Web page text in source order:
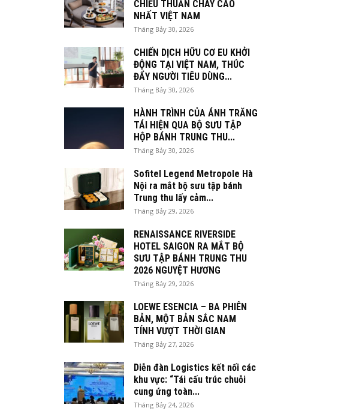
CHIỀU THUẦN CHAY CAO
NHẤT VIỆT NAM
Tháng Bảy 30, 2026
CHIẾN DỊCH HỮU CƠ EU KHỞI
ĐỘNG TẠI VIỆT NAM, THÚC
ĐẨY NGƯỜI TIÊU DÙNG...
Tháng Bảy 30, 2026
HÀNH TRÌNH CỦA ÁNH TRĂNG
TÁI HIỆN QUA BỘ SƯU TẬP
HỘP BÁNH TRUNG THU...
Tháng Bảy 30, 2026
Sofitel Legend Metropole Hà
Nội ra mắt bộ sưu tập bánh
Trung thu lấy cảm...
Tháng Bảy 29, 2026
RENAISSANCE RIVERSIDE
HOTEL SAIGON RA MẮT BỘ
SƯU TẬP BÁNH TRUNG THU
2026 NGUYỆT HƯƠNG
Tháng Bảy 29, 2026
LOEWE ESENCIA – BA PHIÊN
BẢN, MỘT BẢN SẮC NAM
TÍNH VƯỢT THỜI GIAN
Tháng Bảy 27, 2026
Diễn đàn Logistics kết nối các
khu vực: “Tái cấu trúc chuỗi
cung ứng toàn...
Tháng Bảy 24, 2026